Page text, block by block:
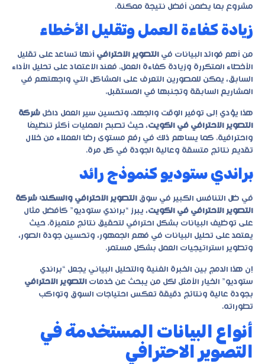
مشروع بما يضمن أفضل نتيجة ممكنة.
زيادة كفاءة العمل وتقليل الأخطاء
من أهم فوائد البيانات في التصوير الاحترافي أنها تساعد على تقليل
الأخطاء المتكررة وزيادة كفاءة العمل. فعند الاعتماد على تحليل الأداء
السابق، يمكن للمصورين التعرف على المشاكل التي واجهتهم في
المشاريع السابقة وتجنبها في المستقبل.
هذا يؤدي إلى توفير الوقت والجهد، وتحسين سير العمل داخل شركة
التصوير الاحترافي في الكويت، حيث تصبح العمليات أكثر تنظيمًا
واحترافية. كما يساهم ذلك في رفع مستوى رضا العملاء من خلال
تقديم نتائج متسقة وعالية الجودة في كل مرة.
براندي ستوديو كنموذج رائد
في ظل التنافس الكبير في سوق التصوير الاحترافي والسكند: شركة
التصوير الاحترافي في الكويت، يبرز “براندي ستوديو” كأفضل مثال
على توظيف البيانات بشكل احترافي لتحقيق نتائج متميزة. حيث
يعتمد على تحليل البيانات في فهم الجمهور، وتحسين جودة الصور،
وتطوير استراتيجيات العمل بشكل مستمر.
إن هذا الدمج بين الخبرة الفنية والتحليل البياني يجعل “براندي
ستوديو” الخيار الأمثل لكل من يبحث عن خدمات التصوير الاحترافي
بجودة عالية ونتائج دقيقة تعكس احتياجات السوق وتواكب
تطوراته.
أنواع البيانات المستخدمة في
التصوير الاحترافي